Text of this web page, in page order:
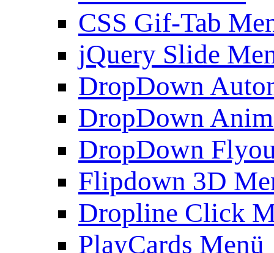
CSS Gif-Tab
jQuery Slide
DropDown
DropDown
DropDown
Flipdown 3D
Dropline Click
PlayCards Menü